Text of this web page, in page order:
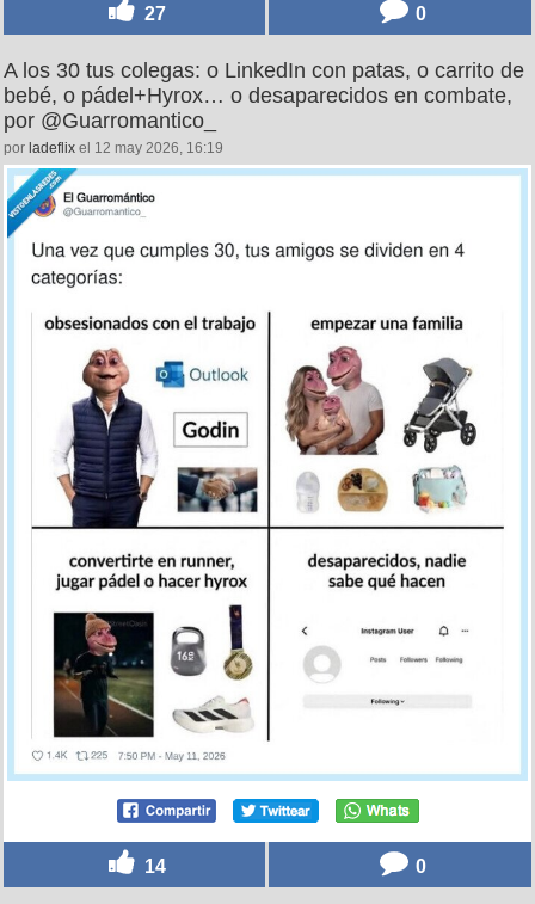
27 0
A los 30 tus colegas: o LinkedIn con patas, o carrito de
bebé, o pádel+Hyrox… o desaparecidos en combate,
por @Guarromantico_
por ladeflix el 12 may 2026, 16:19
14 0